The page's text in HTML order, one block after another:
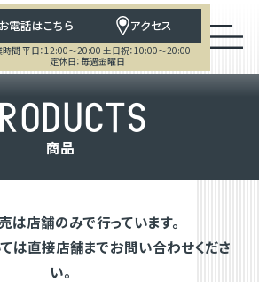
お電話はこちら アクセス
時間 平日：12:00～20:00 土日祝：10:00～20:00
定休日：毎週金曜日
ODUCTS
商品
は店舗のみで行っています。
は直接店舗までお問い合わせくださ
い。